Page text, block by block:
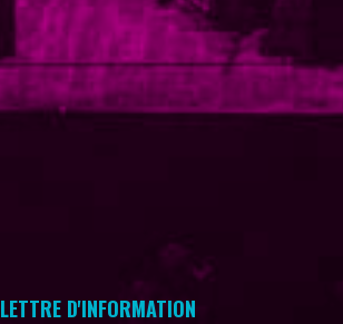
LETTRE D'INFORMATION